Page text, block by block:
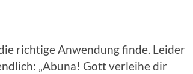
richtige Anwendung finde. Leider
„Abuna! Gott verleihe dir